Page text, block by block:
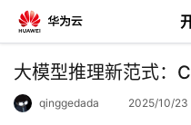
返
大模型推理新范式：
qinggedada 2025/10/23